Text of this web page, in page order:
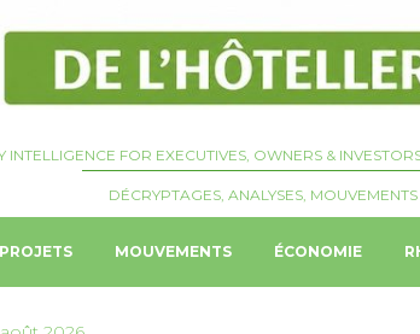
INTELLIGENCE FOR EXECUTIVES, OWNERS &
DÉCRYPTAGES, ANALYSES, MOUVEMENTS
PROJETS MOUVEMENTS ÉCONOMIE